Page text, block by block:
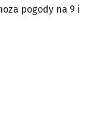
pogody na 9 i